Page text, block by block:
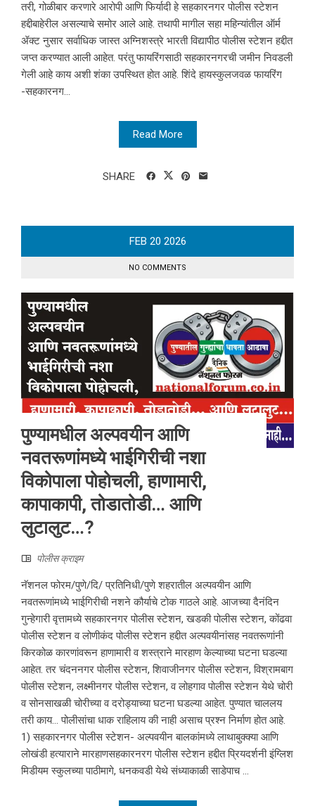
तरी, गोळीबार करणारे आरोपी आणि फिर्यादी हे सहकारनगर पोलीस स्टेशन
हद्दीबाहेरील असल्याचे समोर आले आहे. तथापी मागील सहा महिन्यांतील ऑर्म
ॲक्ट नुसार सर्वाधिक जास्त अग्निशस्त्रे भारती विद्यापीठ पोलीस स्टेशन हद्दीत
जप्त करण्यात आली आहेत. परंतु फायरिंगसाठी सहकारनगरची जमीन निवडली
गेली आहे काय अशी शंका उपस्थित होत आहे. शिंदे हायस्कुलजवळ फायरिंग
-सहकारनग...
Read More
SHARE
FEB 20 2026
NO COMMENTS
पुण्यामधील अल्पवयीन आणि
नवतरूणांमध्ये भाईगिरीची नशा
विकोपाला पोहोचली, हाणामारी,
कापाकापी, तोडातोडी… आणि
लुटालुट…?
पोलीस क्राइम
नॅशनल फोरम/पुणे/दि/ प्रतिनिधी/पुणे शहरातील अल्पवयीन आणि
नवतरूणांमध्ये भाईगिरीची नशने कौर्याचे टोक गाठले आहे. आजच्या दैनंदिन
गुन्हेगारी वृत्तामध्ये सहकारनगर पोलीस स्टेशन, खडकी पोलीस स्टेशन, कोंढवा
पोलीस स्टेशन व लोणीकंद पोलीस स्टेशन हद्दीत अल्पवयीनांसह नवतरूणांनी
किरकोळ कारणांवरून हाणामारी व शस्त्राने मारहाण केल्याच्या घटना घडल्या
आहेत. तर चंदननगर पोलीस स्टेशन, शिवाजीनगर पोलीस स्टेशन, विश्रामबाग
पोलीस स्टेशन, लक्ष्मीनगर पोलीस स्टेशन, व लोहगाव पोलीस स्टेशन येथे चोरी
व सोनसाखळी चोरीच्या व दरोड्याच्या घटना घडल्या आहेत. पुण्यात चाललय
तरी काय… पोलीसांचा धाक राहिलाय की नाही असाच प्रश्न निर्माण होत आहे.
1) सहकारनगर पोलीस स्टेशन- अल्पवयीन बालकांमध्ये लाथाबुक्क्या आणि
लोखंडी हत्याराने मारहाणसहकारनरग पोलीस स्टेशन हद्दीत प्रियदर्शनी इंग्लिश
मिडीयम स्कुलच्या पाठीमागे, धनकवडी येथे संध्याकाळी साडेपाच ...